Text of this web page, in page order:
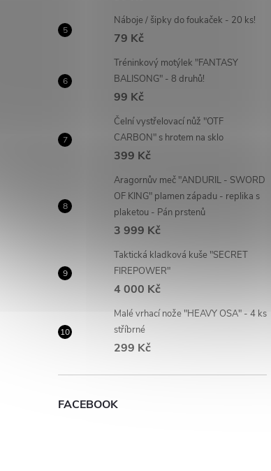
Náboje / šipky do foukaček - 20 ks!
79 Kč
Tréninkový motýlek "FANTASY
BALISONG" - 8 druhů!
99 Kč
Čelní vystřelovací nůž "OTF
CARBON" s hrotem na sklo
399 Kč
Aragornův meč "ANDURIL - SWORD
OF KING" plamen západu - replika s
plaketou - Pán prstenů
3 999 Kč
Taktická kladková kuše "SECRET
FIREPOWER"
4 000 Kč
Malé vrhací nože "HEAVY OSA" - 4 ks
stříbrné
299 Kč
FACEBOOK